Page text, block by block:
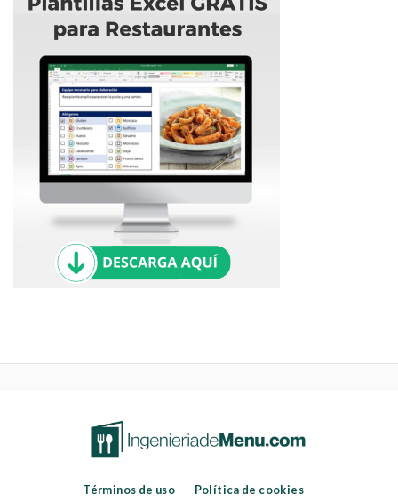
Términos de uso Política de cookies